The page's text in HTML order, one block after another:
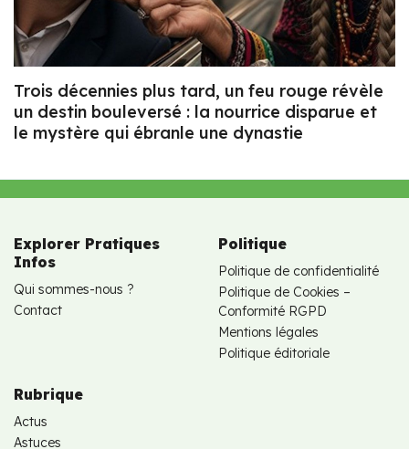
Trois décennies plus tard, un feu rouge révèle
un destin bouleversé : la nourrice disparue et
le mystère qui ébranle une dynastie
Explorer Pratiques
Infos
Qui sommes-nous ?
Contact
Politique
Politique de confidentialité
Politique de Cookies –
Conformité RGPD
Mentions légales
Politique éditoriale
Rubrique
Actus
Astuces